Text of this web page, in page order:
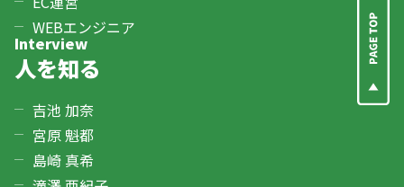
WEBエンジニア
Interview
人を知る
吉池 加奈
宮原 魁都
島崎 真希